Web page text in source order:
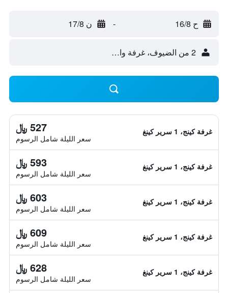
ح 16/8 - ن 17/8
2 من الضيوف، غرفة واحدة
غرفة كينج، 1 سرير كينغ 527 ﷼
سعر الليلة شامل الرسوم
غرفة كينج، 1 سرير كينغ 593 ﷼
سعر الليلة شامل الرسوم
غرفة كينج، 1 سرير كينغ 603 ﷼
سعر الليلة شامل الرسوم
غرفة كينج، 1 سرير كينغ 609 ﷼
سعر الليلة شامل الرسوم
غرفة كينج، 1 سرير كينغ 628 ﷼
سعر الليلة شامل الرسوم